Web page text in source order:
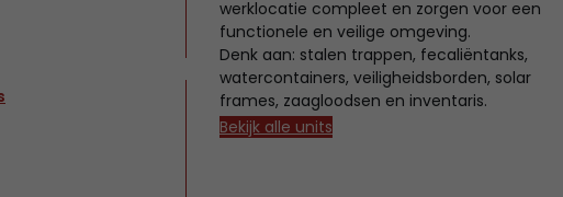
werklocatie compleet en zorgen voor een
functionele en veilige omgeving.
Denk aan: stalen trappen, fecaliëntanks,
watercontainers, veiligheidsborden, solar
frames, zaagloodsen en inventaris.
Bekijk alle units